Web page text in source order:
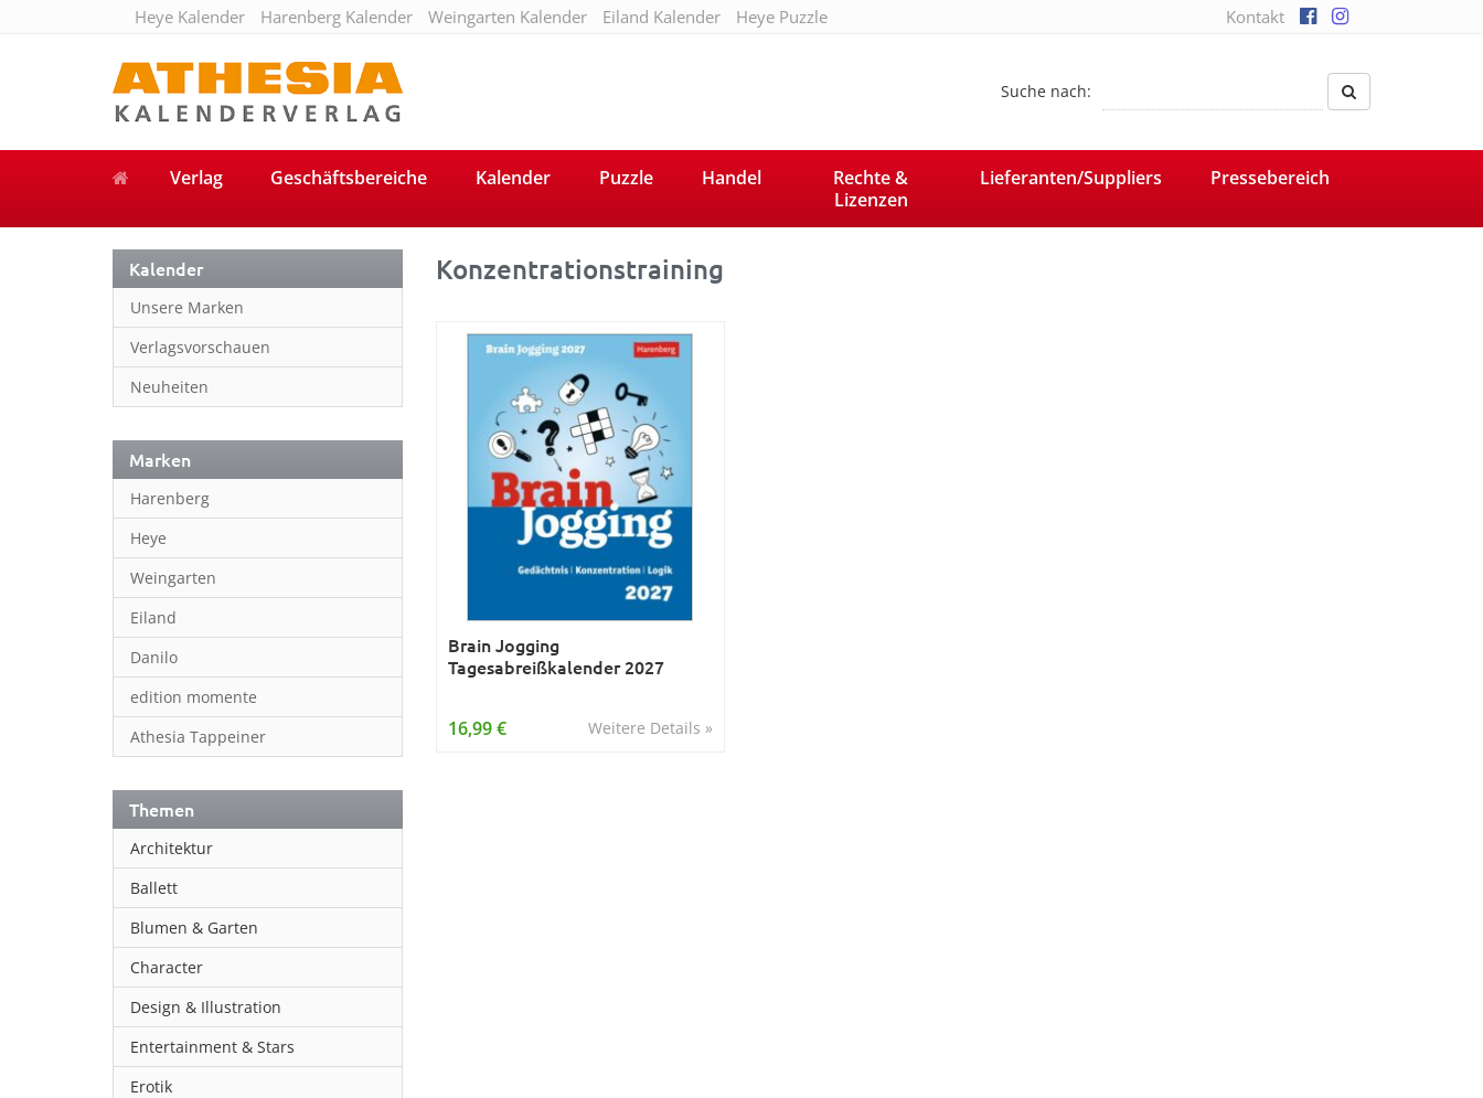
Heye Kalender Harenberg Kalender Weingarten Kalender Eiland Kalender Heye Puzzle Kontakt
Suche nach:
Verlag Geschäftsbereiche Kalender Puzzle Handel
Rechte &
Lizenzen
Lieferanten/Suppliers Pressebereich
Kalender
Unsere Marken
Verlagsvorschauen
Neuheiten
Marken
Harenberg
Heye
Weingarten
Eiland
Danilo
edition momente
Athesia Tappeiner
Themen
Architektur
Ballett
Blumen & Garten
Character
Design & Illustration
Entertainment & Stars
Erotik
Konzentrationstraining
Brain Jogging
Tagesabreißkalender 2027
Weitere Details »
16,99 €